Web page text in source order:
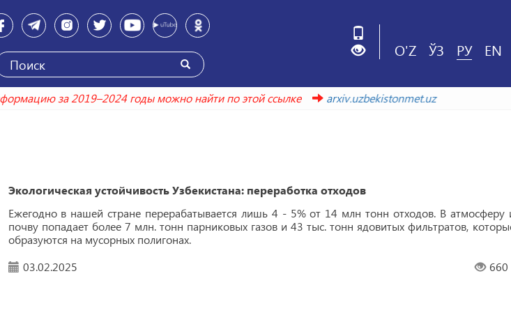
O'Z ЎЗ РУ EN
Информацию за 2019–2024 годы можно найти по этой ссылке
arxiv.uzbekistonmet.uz
Экологическая устойчивость Узбекистана: переработка отходов
Ежегодно в нашей стране перерабатывается лишь 4 - 5% от 14 млн тонн отходов. В атмосферу
почву попадает более 7 млн. тонн парниковых газов и 43 тыс. тонн ядовитых фильтратов,
образуются на мусорных полигонах.
03.02.2025
660